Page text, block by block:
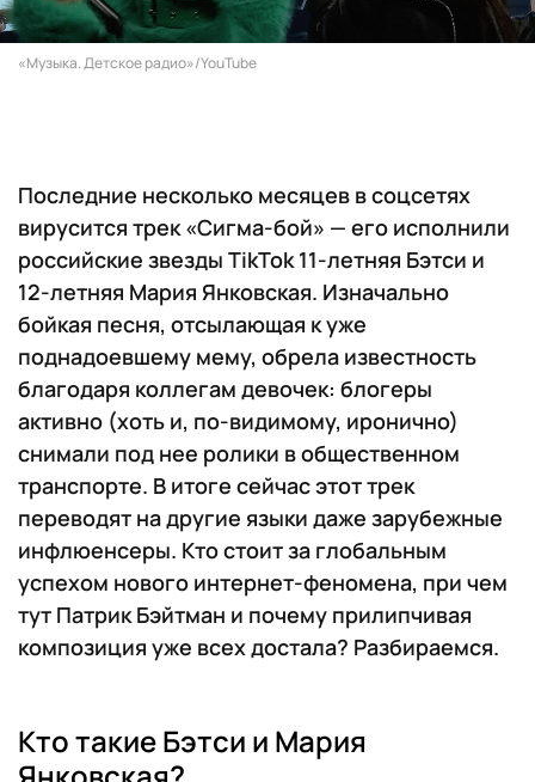
«Музыка. Детское радио»/YouTube
Последние несколько месяцев в соцсетях
вирусится трек «Сигма-бой» — его исполнили
российские звезды TikTok 11-летняя Бэтси и
12-летняя Мария Янковская. Изначально
бойкая песня, отсылающая к уже
поднадоевшему мему, обрела известность
благодаря коллегам девочек: блогеры
активно (хоть и, по-видимому, иронично)
снимали под нее ролики в общественном
транспорте. В итоге сейчас этот трек
переводят на другие языки даже зарубежные
инфлюенсеры. Кто стоит за глобальным
успехом нового интернет-феномена, при чем
тут Патрик Бэйтман и почему прилипчивая
композиция уже всех достала? Разбираемся.
Кто такие Бэтси и Мария